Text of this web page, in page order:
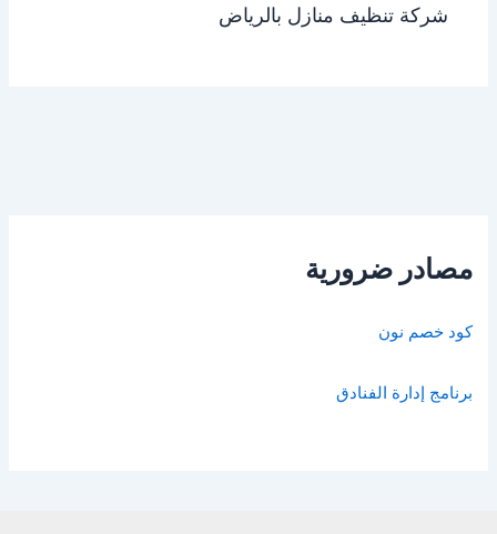
شركة تنظيف منازل بالرياض
مصادر ضرورية
كود خصم نون
برنامج إدارة الفنادق